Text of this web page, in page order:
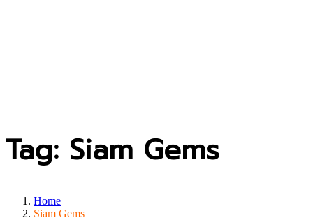
Tag: Siam Gems
Home
Siam Gems